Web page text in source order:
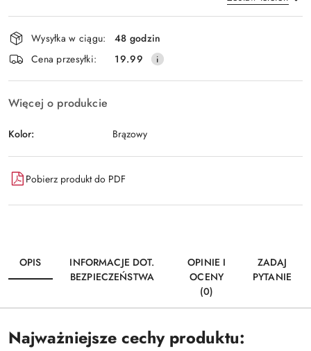
Wyślij
Dostępność
i
dostawa
Wysyłka w ciągu:
48 godzin
Cena przesyłki:
19.99
Więcej o produkcie
Kolor: Brązowy
Pobierz produkt do PDF
OPIS
INFORMACJE DOT.
BEZPIECZEŃSTWA
OPINIE I
OCENY
(0)
ZADAJ
PYTANIE
Najważniejsze cechy produktu: